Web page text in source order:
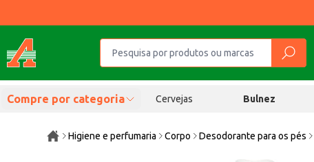
Compre por categoria Cervejas Bulnez
Higiene e perfumaria Corpo Desodorante para os pés